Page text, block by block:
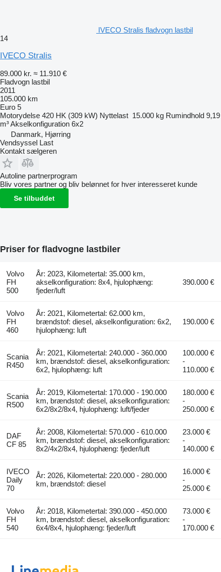
IVECO Stralis fladvogn lastbil
14
IVECO Stralis
89.000 kr. ≈ 11.910 €
Fladvogn lastbil
2011
105.000 km
Euro 5
Motorydelse 420 HK (309 kW) Nyttelast 15.000 kg Rumindhold 9,19
m³Akselkonfiguration 6x2
Danmark, Hjørring
Vendsyssel Last
Kontakt sælgeren
Autoline partnerprogram
Bliv vores partner og bliv belønnet for hver interesseret kunde
Se tilbuddet
Priser for fladvogne lastbiler
Volvo
FH
500
År: 2023, Kilometertal: 35.000 km,
akselkonfiguration: 8x4, hjulophæng:
fjeder/luft
390.000 €
Volvo
FH
460
År: 2021, Kilometertal: 62.000 km,
brændstof: diesel, akselkonfiguration: 6x2,
hjulophæng: luft
190.000 €
Scania
R450
År: 2021, Kilometertal: 240.000 - 360.000
km, brændstof: diesel, akselkonfiguration:
6x2, hjulophæng: luft
100.000 €
-
110.000 €
Scania
R500
År: 2019, Kilometertal: 170.000 - 190.000
km, brændstof: diesel, akselkonfiguration:
6x2/8x2/8x4, hjulophæng: luft/fjeder
180.000 €
-
250.000 €
DAF
CF 85
År: 2008, Kilometertal: 570.000 - 610.000
km, brændstof: diesel, akselkonfiguration:
8x2/4x2/8x4, hjulophæng: fjeder/luft
23.000 €
-
140.000 €
IVECO
Daily
70
År: 2026, Kilometertal: 220.000 - 280.000
km, brændstof: diesel
16.000 €
-
25.000 €
Volvo
FH
540
År: 2018, Kilometertal: 390.000 - 450.000
km, brændstof: diesel, akselkonfiguration:
6x4/8x4, hjulophæng: fjeder/luft
73.000 €
-
170.000 €